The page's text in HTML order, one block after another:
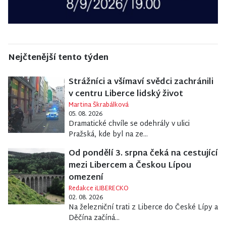
Nejčtenější tento týden
Strážníci a všímaví svědci zachránili
v centru Liberce lidský život
Martina Škrabálková
05. 08. 2026
Dramatické chvíle se odehrály v ulici
Pražská, kde byl na ze...
Od pondělí 3. srpna čeká na cestující
mezi Libercem a Českou Lípou
omezení
Redakce iLIBERECKO
02. 08. 2026
Na železniční trati z Liberce do České Lípy a
Děčína začíná...